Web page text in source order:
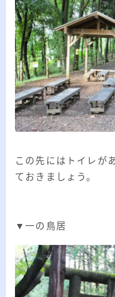
この先にはトイレが
ておきましょう。
▼一の鳥居